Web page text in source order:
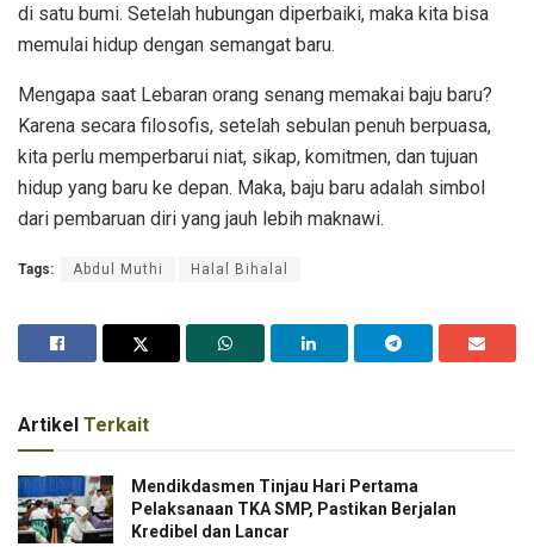
di satu bumi. Setelah hubungan diperbaiki, maka kita bisa
memulai hidup dengan semangat baru.
Mengapa saat Lebaran orang senang memakai baju baru?
Karena secara filosofis, setelah sebulan penuh berpuasa,
kita perlu memperbarui niat, sikap, komitmen, dan tujuan
hidup yang baru ke depan. Maka, baju baru adalah simbol
dari pembaruan diri yang jauh lebih maknawi.
Tags: Abdul Muthi Halal Bihalal
Artikel Terkait
Mendikdasmen Tinjau Hari Pertama
Pelaksanaan TKA SMP, Pastikan Berjalan
Kredibel dan Lancar